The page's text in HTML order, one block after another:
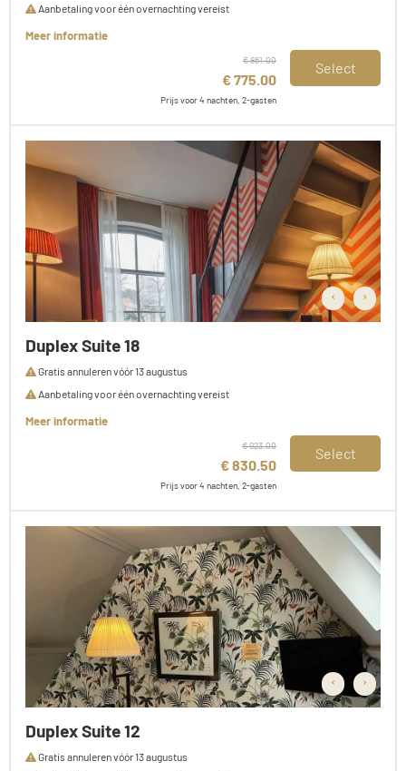
Aanbetaling voor één overnachting vereist
Meer informatie
€ 861.00
€ 775.00
Prijs voor 4 nachten, 2-gasten
Select
‹ ›
Duplex Suite 18
Gratis annuleren vóór 13 augustus
Aanbetaling voor één overnachting vereist
Meer informatie
€ 923.00
€ 830.50
Prijs voor 4 nachten, 2-gasten
Select
‹ ›
Duplex Suite 12
Gratis annuleren vóór 13 augustus